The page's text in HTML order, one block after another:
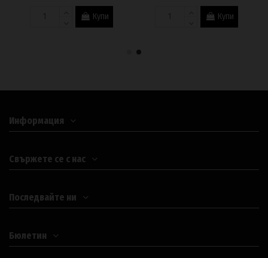
Купи Купи
Информация
Свържете се с нас
Последвайте ни
Бюлетин